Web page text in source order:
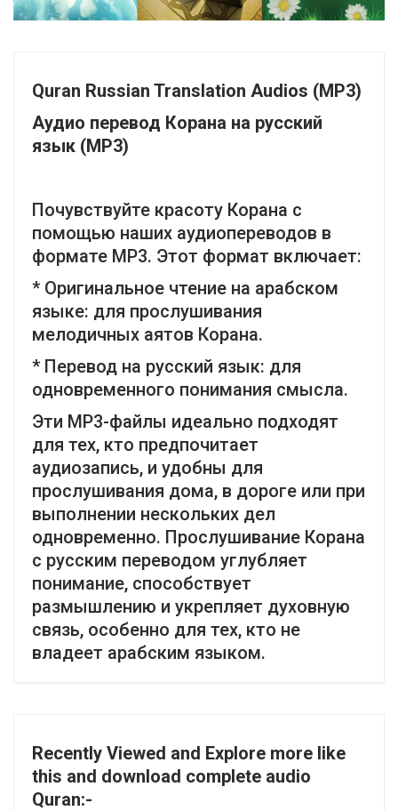
Quran Russian Translation Audios (MP3)
Аудио перевод Корана на русский
язык (MP3)
Почувствуйте красоту Корана с
помощью наших аудиопереводов в
формате MP3. Этот формат включает:
* Оригинальное чтение на арабском
языке: для прослушивания
мелодичных аятов Корана.
* Перевод на русский язык: для
одновременного понимания смысла.
Эти MP3-файлы идеально подходят
для тех, кто предпочитает
аудиозапись, и удобны для
прослушивания дома, в дороге или при
выполнении нескольких дел
одновременно. Прослушивание Корана
с русским переводом углубляет
понимание, способствует
размышлению и укрепляет духовную
связь, особенно для тех, кто не
владеет арабским языком.
Recently Viewed and Explore more like
this and download complete audio
Quran:-